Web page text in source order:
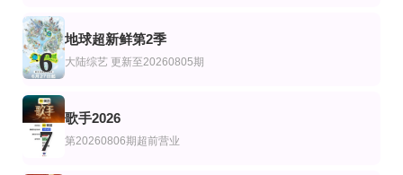
6
地球超新鲜第2季
大陆综艺 更新至20260805期
7
歌手2026
第20260806期超前营业